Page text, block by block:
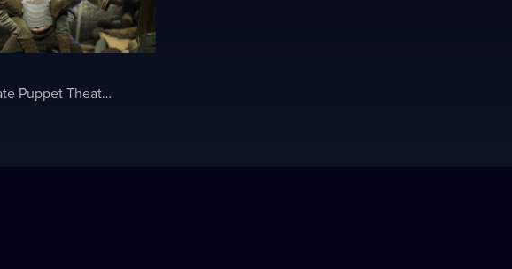
"Rainbow" State Puppet Theater